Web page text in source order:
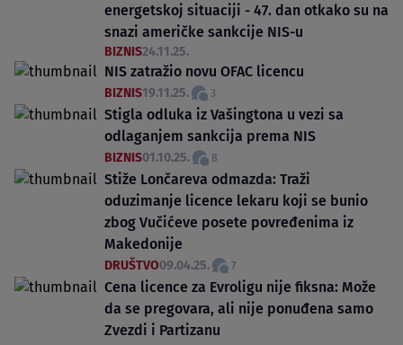
energetskoj situaciji - 47. dan otkako su na
snazi američke sankcije NIS-u
BIZNIS24.11.25.
NIS zatražio novu OFAC licencu
BIZNIS19.11.25. 3
Stigla odluka iz Vašingtona u vezi sa
odlaganjem sankcija prema NIS
BIZNIS01.10.25. 8
Stiže Lončareva odmazda: Traži
oduzimanje licence lekaru koji se bunio
zbog Vučićeve posete povređenima iz
Makedonije
DRUŠTVO09.04.25. 7
Cena licence za Evroligu nije fiksna: Može
da se pregovara, ali nije ponuđena samo
Zvezdi i Partizanu